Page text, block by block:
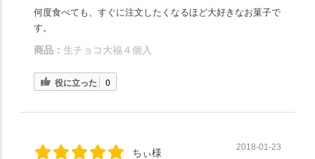
何度食べても、すぐに注文したくなるほど大好きなお菓子で
す。
商品： 生チョコ大福４個入
役に立った 0
ちぃ様 2018-01-23